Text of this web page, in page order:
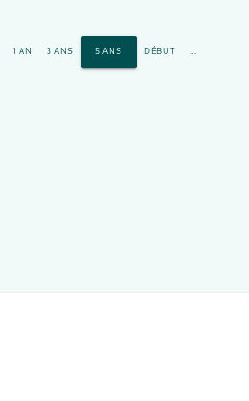
1 AN 3 ANS 5 ANS DÉBUT ...